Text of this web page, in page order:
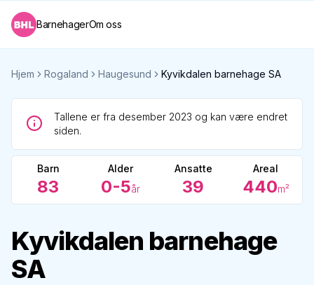
BarnehagerOm oss
Hjem Rogaland Haugesund Kyvikdalen barnehage SA
Tallene er fra desember 2023 og kan være endret
siden.
Barn
83
Alder
0-5år
Ansatte
39
Areal
440m²
Kyvikdalen barnehage
SA